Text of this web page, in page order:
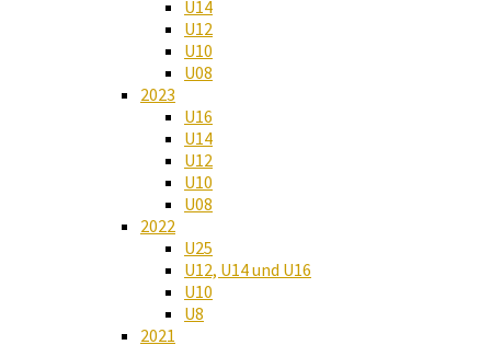
U14
U12
U10
U08
2023
U16
U14
U12
U10
U08
2022
U25
U12, U14 und U16
U10
U8
2021